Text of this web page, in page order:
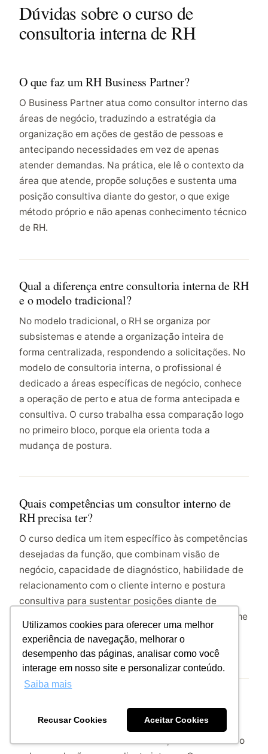
Utilizamos cookies para oferecer uma melhor
experiência de navegação, melhorar o
desempenho das páginas, analisar como você
interage em nosso site e personalizar conteúdo.
Saiba mais
Recusar Cookies Aceitar Cookies
Dúvidas sobre o curso de
consultoria interna de RH
O que faz um RH Business Partner?
O Business Partner atua como consultor interno das
áreas de negócio, traduzindo a estratégia da
organização em ações de gestão de pessoas e
antecipando necessidades em vez de apenas
atender demandas. Na prática, ele lê o contexto da
área que atende, propõe soluções e sustenta uma
posição consultiva diante do gestor, o que exige
método próprio e não apenas conhecimento técnico
de RH.
Qual a diferença entre consultoria interna de RH
e o modelo tradicional?
No modelo tradicional, o RH se organiza por
subsistemas e atende a organização inteira de
forma centralizada, respondendo a solicitações. No
modelo de consultoria interna, o profissional é
dedicado a áreas específicas de negócio, conhece
a operação de perto e atua de forma antecipada e
consultiva. O curso trabalha essa comparação logo
no primeiro bloco, porque ela orienta toda a
mudança de postura.
Quais competências um consultor interno de
RH precisa ter?
O curso dedica um item específico às competências
desejadas da função, que combinam visão de
negócio, capacidade de diagnóstico, habilidade de
relacionamento com o cliente interno e postura
consultiva para sustentar posições diante de
gestores. Boa parte da dificuldade de quem assume
a função vem justamente de ter as competências
técnicas de RH sem ter desenvolvido essas.
Como lidar com a resistência dos gestores ao
trabalho do BP?
É um dos temas centrais do curso, tratado no bloco